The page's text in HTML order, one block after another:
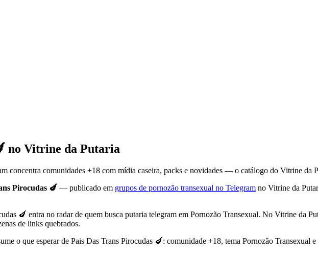
no Vitrine da Putaria
concentra comunidades +18 com mídia caseira, packs e novidades — o catálogo do Vitrine da
Pirocudas 🍆 — publicado em grupos de pornozão transexual no Telegram no Vitrine da
🍆 entra no radar de quem busca putaria telegram em Pornozão Transexual. No Vitrine da
de links quebrados.
o que esperar de Pais Das Trans Pirocudas 🍆: comunidade +18, tema Pornozão Transexual